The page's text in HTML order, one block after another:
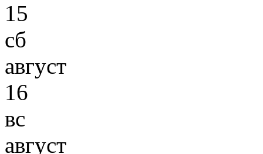
15
сб
август
16
вс
август